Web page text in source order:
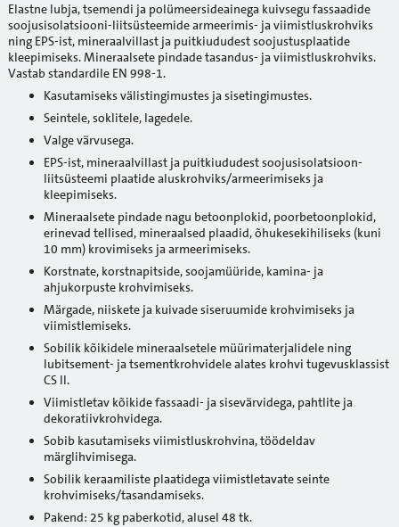
Elastne lubja, tsemendi ja polümeersideainega kuivsegu fassaadide
soojusisolatsiooni-liitsüsteemide armeerimis- ja viimistluskrohviks
ning EPS-ist, mineraalvillast ja puitkiududest soojustusplaatide
kleepimiseks. Mineraalsete pindade tasandus- ja viimistluskrohviks.
Vastab standardile EN 998-1.
Kasutamiseks välistingimustes ja sisetingimustes.
Seintele, soklitele, lagedele.
Valge värvusega.
EPS-ist, mineraalvillast ja puitkiududest soojusisolatsioon-
liitsüsteemi plaatide aluskrohviks/armeerimiseks ja
kleepimiseks.
Mineraalsete pindade nagu betoonplokid, poorbetoonplokid,
erinevad tellised, mineraalsed plaadid, õhukesekihiliseks (kuni
10 mm) krovimiseks ja armeerimiseks.
Korstnate, korstnapitside, soojamüüride, kamina- ja
ahjukorpuste krohvimiseks.
Märgade, niiskete ja kuivade siseruumide krohvimiseks ja
viimistlemiseks.
Sobilik kõikidele mineraalsetele müürimaterjalidele ning
lubitsement- ja tsementkrohvidele alates krohvi tugevusklassist
CS II.
Viimistletav kõikide fassaadi- ja sisevärvidega, pahtlite ja
dekoratiivkrohvidega.
Sobib kasutamiseks viimistluskrohvina, töödeldav
märglihvimisega.
Sobilik keraamiliste plaatidega viimistletavate seinte
krohvimiseks/tasandamiseks.
Pakend: 25 kg paberkotid, alusel 48 tk.